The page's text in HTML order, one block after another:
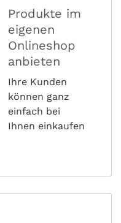
Produkte im
eigenen
Onlineshop
anbieten
Ihre Kunden
können ganz
einfach bei
Ihnen einkaufen